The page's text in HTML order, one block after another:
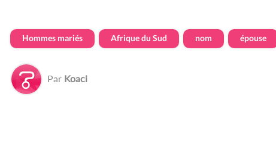
Hommes mariés Afrique du Sud nom épouse
Par Koaci